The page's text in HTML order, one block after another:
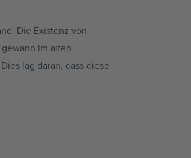
Die Existenz von
im alten
lag daran, dass diese